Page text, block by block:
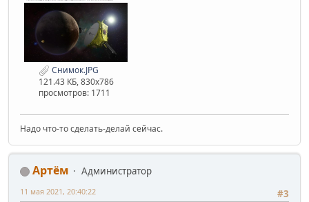
Снимок.JPG
121.43 КБ, 830x786
просмотров: 1711
Надо что-то сделать-делай сейчас.
Артём
Администратор
#3
11 мая 2021, 20:40:22